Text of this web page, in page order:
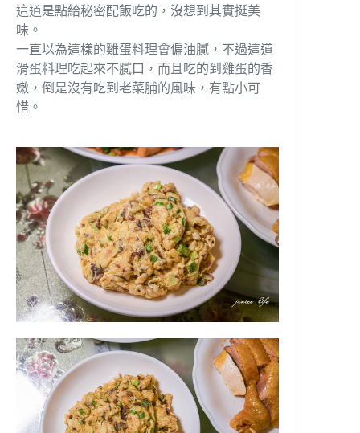
這道是點給秘密配飯吃的，沒想到其實挺美
味。
一直以為這樣的雞蛋料理會偏油膩，不過這道
滑蛋料理吃起來不膩口，而且吃的到雞蛋的香
嫩，倒是沒有吃到老菜脯的風味，有點小可
惜。